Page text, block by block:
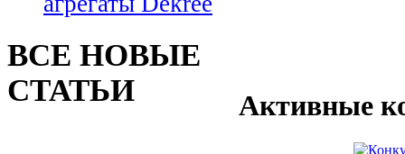
ВСЕ НОВЫЕ
СТАТЬИ
Активные